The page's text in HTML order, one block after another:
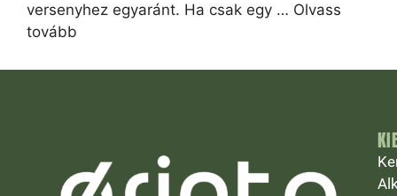
versenyhez egyaránt. Ha csak egy … Olvass
tovább